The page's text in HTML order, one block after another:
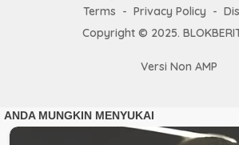
Terms
Privacy Policy
Copyright © 2025.
Versi Non AMP